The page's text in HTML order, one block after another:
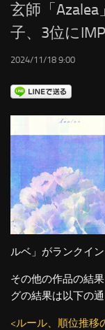
LINKS
玄師「
子、3位に
2024/11/18 9:00
ルベ」がランクイン
その他の作品の結
グの結果は以下の通
<ルール、順位推移